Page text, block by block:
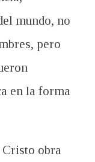
mundo, no
pero
en la forma
obra